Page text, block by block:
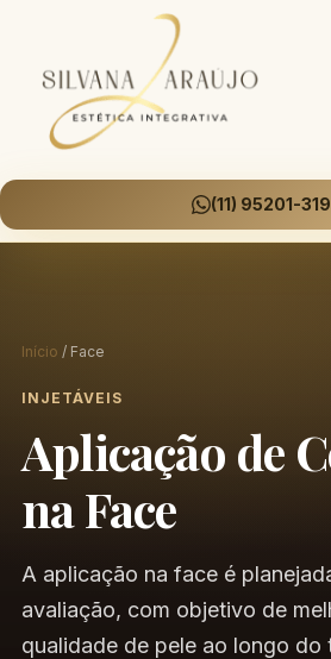
(11) 95201-
Início / Face
INJETÁVEIS
Aplicação de
na Face
A aplicação na face é
avaliação, com objetivo de
qualidade de pele ao longo do